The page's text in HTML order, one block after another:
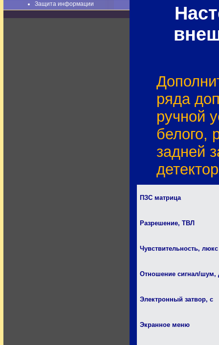
Защита информации
ряда
ручной
белого,
задней
ПЗС матрица
Разрешение, ТВЛ
Чувствительность, люкс
Отношение сигнал/шум,
Электронный затвор, с
Экранное меню